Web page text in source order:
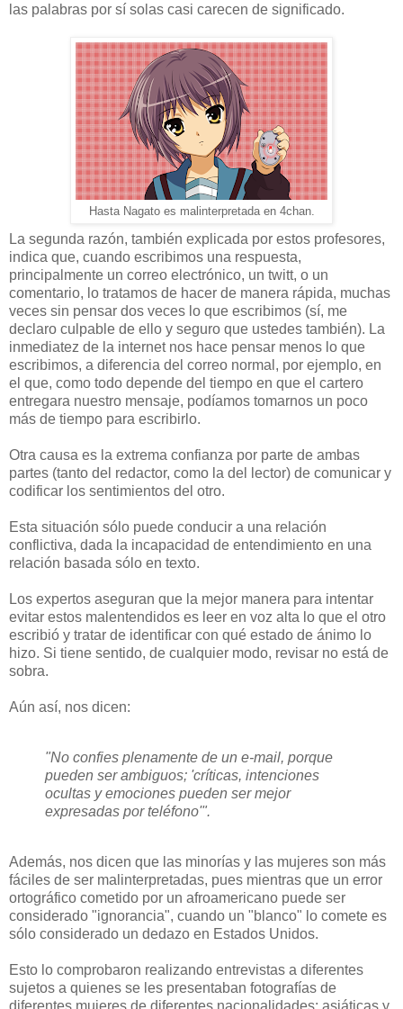
las palabras por sí solas casi carecen de significado.
Hasta Nagato es malinterpretada en 4chan.
La segunda razón, también explicada por estos profesores,
indica que, cuando escribimos una respuesta,
principalmente un correo electrónico, un twitt, o un
comentario, lo tratamos de hacer de manera rápida, muchas
veces sin pensar dos veces lo que escribimos (sí, me
declaro culpable de ello y seguro que ustedes también). La
inmediatez de la internet nos hace pensar menos lo que
escribimos, a diferencia del correo normal, por ejemplo, en
el que, como todo depende del tiempo en que el cartero
entregara nuestro mensaje, podíamos tomarnos un poco
más de tiempo para escribirlo.
Otra causa es la extrema confianza por parte de ambas
partes (tanto del redactor, como la del lector) de comunicar y
codificar los sentimientos del otro.
Esta situación sólo puede conducir a una relación
conflictiva, dada la incapacidad de entendimiento en una
relación basada sólo en texto.
Los expertos aseguran que la mejor manera para intentar
evitar estos malentendidos es leer en voz alta lo que el otro
escribió y tratar de identificar con qué estado de ánimo lo
hizo. Si tiene sentido, de cualquier modo, revisar no está de
sobra.
Aún así, nos dicen:
"No confies plenamente de un e-mail, porque
pueden ser ambiguos; 'críticas, intenciones
ocultas y emociones pueden ser mejor
expresadas por teléfono'".
Además, nos dicen que las minorías y las mujeres son más
fáciles de ser malinterpretadas, pues mientras que un error
ortográfico cometido por un afroamericano puede ser
considerado "ignorancia", cuando un "blanco" lo comete es
sólo considerado un dedazo en Estados Unidos.
Esto lo comprobaron realizando entrevistas a diferentes
sujetos a quienes se les presentaban fotografías de